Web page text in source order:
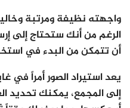
واجهته نظيفة ومرتبة
الرغم من أنك ستحتاج إلى
أن تتمكن من البدء في
يعد استيراد الصور أمراً في
إلى المجمع، يمكنك تحديد